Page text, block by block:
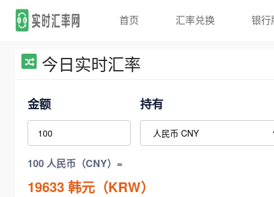
首页 汇率兑换 银行
今日实时汇率
金额 持有
100 人民币（CNY）=
19633韩元（KRW）